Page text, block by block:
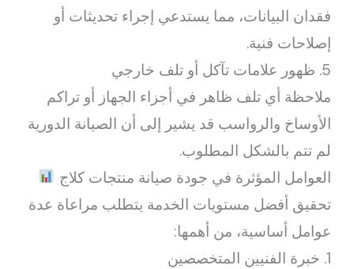
فقدان البيانات، مما يستدعي إجراء تحديثات أو
إصلاحات فنية.
5. ظهور علامات تآكل أو تلف خارجي
ملاحظة أي تلف ظاهر في أجزاء الجهاز أو تراكم
الأوساخ والرواسب قد يشير إلى أن الصيانة الدورية
لم تتم بالشكل المطلوب.
العوامل المؤثرة في جودة صيانة منتجات كلاج
تحقيق أفضل مستويات الخدمة يتطلب مراعاة عدة
عوامل أساسية، من أهمها:
1. خبرة الفنيين المتخصصين